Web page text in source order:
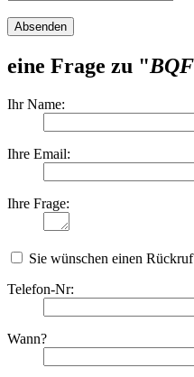
Absenden
eine Frage zu "
Ihr Name:
Ihre Email:
Ihre Frage:
Sie wünschen einen
Telefon-Nr:
Wann?